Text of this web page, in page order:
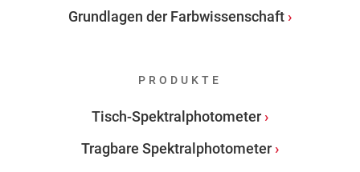
Grundlagen der Farbwissenschaft
PRODUKTE
Tisch-Spektralphotometer
Tragbare Spektralphotometer